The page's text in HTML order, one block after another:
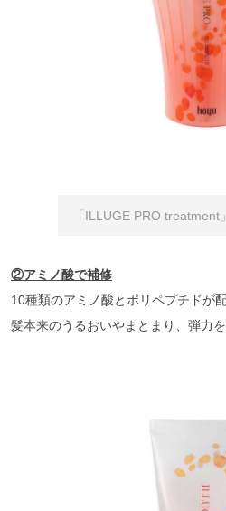
「ILLUGE PRO treatment」
②アミノ酸で補修
10種類のアミノ酸とポリペプチドが
髪本来のうるおいやまとまり、弾力を